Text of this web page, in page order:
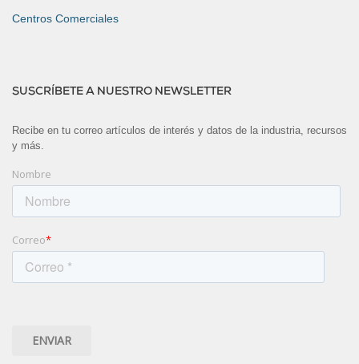
Centros Comerciales
SUSCRÍBETE A NUESTRO NEWSLETTER
Recibe en tu correo artículos de interés y datos de la industria, recursos
y más.
Nombre
Correo*